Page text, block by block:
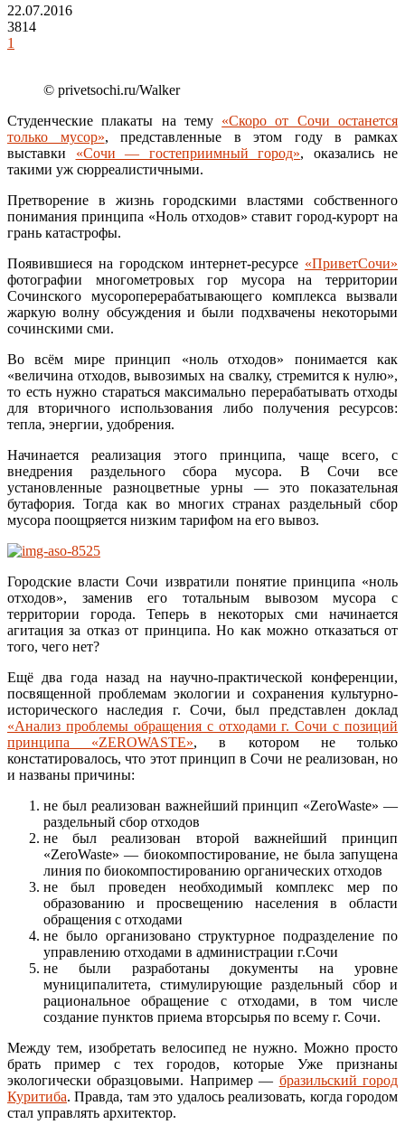
22.07.2016
3814
1
© privetsochi.ru/Walker
Студенческие плакаты на тему «Скоро от Сочи останется
только мусор», представленные в этом году в рамках
выставки «Сочи — гостеприимный город», оказались не
такими уж сюрреалистичными.
Претворение в жизнь городскими властями собственного
понимания принципа «Ноль отходов» ставит город-курорт на
грань катастрофы.
Появившиеся на городском интернет-ресурсе «ПриветСочи»
фотографии многометровых гор мусора на территории
Сочинского мусороперерабатывающего комплекса вызвали
жаркую волну обсуждения и были подхвачены некоторыми
сочинскими сми.
Во всём мире принцип «ноль отходов» понимается как
«величина отходов, вывозимых на свалку, стремится к нулю»,
то есть нужно стараться максимально перерабатывать отходы
для вторичного использования либо получения ресурсов:
тепла, энергии, удобрения.
Начинается реализация этого принципа, чаще всего, с
внедрения раздельного сбора мусора. В Сочи все
установленные разноцветные урны — это показательная
бутафория. Тогда как во многих странах раздельный сбор
мусора поощряется низким тарифом на его вывоз.
Городские власти Сочи извратили понятие принципа «ноль
отходов», заменив его тотальным вывозом мусора с
территории города. Теперь в некоторых сми начинается
агитация за отказ от принципа. Но как можно отказаться от
того, чего нет?
Ещё два года назад на научно-практической конференции,
посвященной проблемам экологии и сохранения культурно-
исторического наследия г. Сочи, был представлен доклад
«Анализ проблемы обращения с отходами г. Сочи с позиций
принципа «ZEROWASTE», в котором не только
констатировалось, что этот принцип в Сочи не реализован, но
и названы причины:
не был реализован важнейший принцип «ZeroWaste» —
раздельный сбор отходов
не был реализован второй важнейший принцип
«ZeroWaste» — биокомпостирование, не была запущена
линия по биокомпостированию органических отходов
не был проведен необходимый комплекс мер по
образованию и просвещению населения в области
обращения с отходами
не было организовано структурное подразделение по
управлению отходами в администрации г.Сочи
не были разработаны документы на уровне
муниципалитета, стимулирующие раздельный сбор и
рациональное обращение с отходами, в том числе
создание пунктов приема вторсырья по всему г. Сочи.
Между тем, изобретать велосипед не нужно. Можно просто
брать пример с тех городов, которые Уже признаны
экологически образцовыми. Например — бразильский город
Куритиба. Правда, там это удалось реализовать, когда городом
стал управлять архитектор.